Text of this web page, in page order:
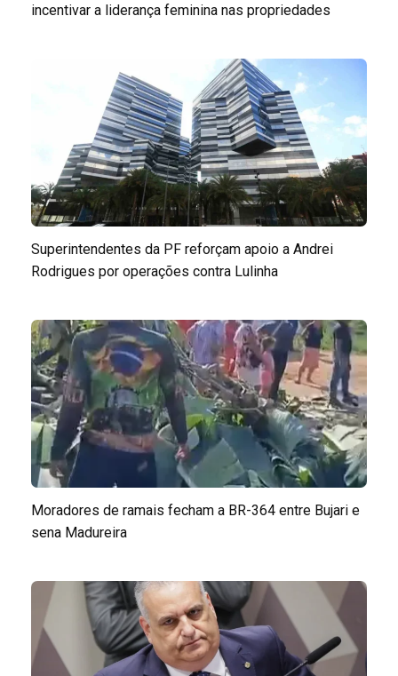
incentivar a liderança feminina nas propriedades
Superintendentes da PF reforçam apoio a Andrei
Rodrigues por operações contra Lulinha
Moradores de ramais fecham a BR-364 entre Bujari e
sena Madureira